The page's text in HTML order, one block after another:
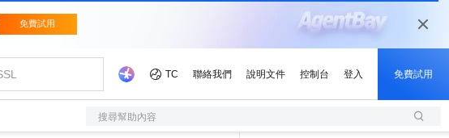
搜尋幫助內容